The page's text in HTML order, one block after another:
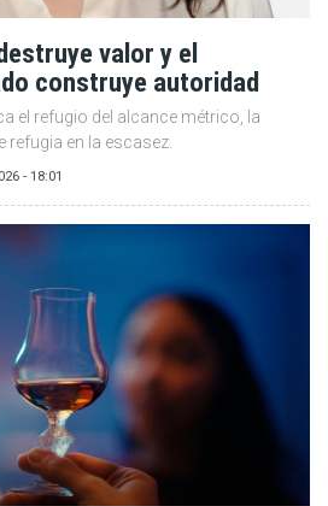
valor y el
construye autoridad
el refugio del alcance métrico, la
refugia en la escasez.
- 18:01